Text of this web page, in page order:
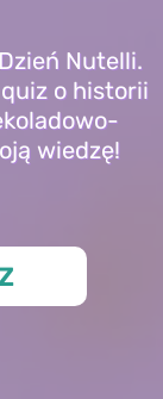
Nutelli.
o historii
wiedzę!